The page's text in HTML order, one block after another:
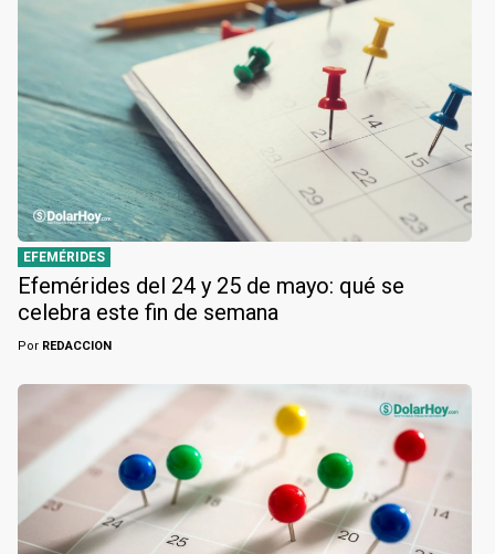
EFEMÉRIDES
Efemérides del 24 y 25 de mayo: qué se
celebra este fin de semana
Por REDACCION